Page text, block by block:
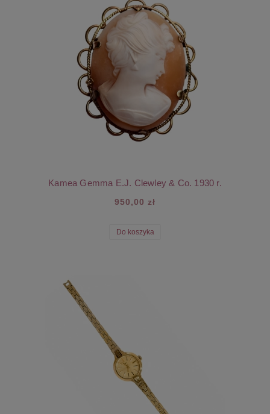
Kamea Gemma E.J. Clewley & Co. 1930 r.
950,00 zł
Do koszyka